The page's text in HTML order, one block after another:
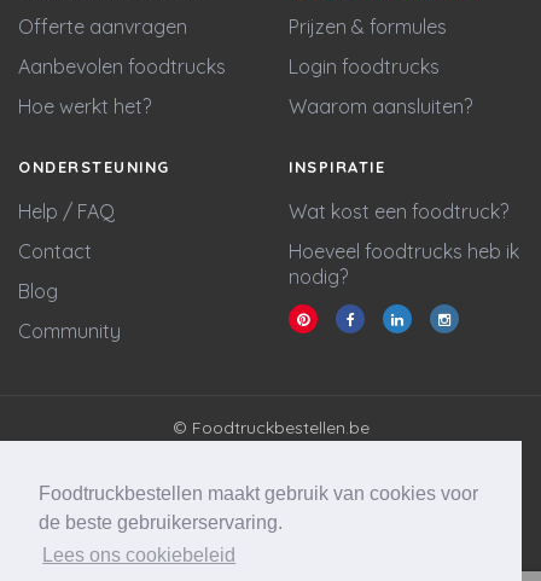
Foodtruckbestellen maakt gebruik van cookies voor
de beste gebruikerservaring.
Lees ons cookiebeleid
Offerte aanvragen
Aanbevolen foodtrucks
Hoe werkt het?
Prijzen & formules
Login foodtrucks
Waarom aansluiten?
ONDERSTEUNING
Help / FAQ
Contact
Blog
Community
INSPIRATIE
Wat kost een foodtruck?
Hoeveel foodtrucks heb ik
nodig?
© Foodtruckbestellen.be
Cookie statement
Website & marketing door